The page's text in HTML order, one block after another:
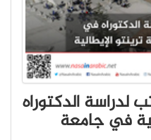
لدراسة الدكتوراه
في جامعة